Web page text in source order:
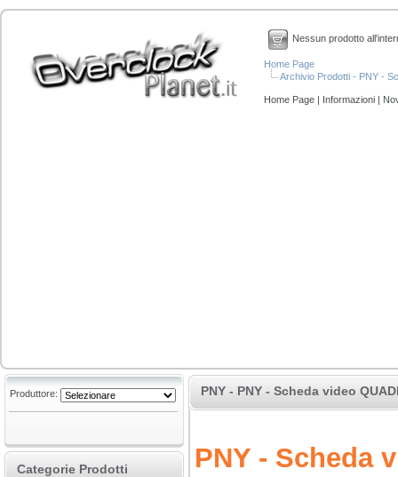
Nessun prodotto
Home Page
Archivio Prodotti - PNY -
Home Page | Informazioni |
Produttore:
Categorie Prodotti
PNY - PNY - Scheda video
PNY - Scheda